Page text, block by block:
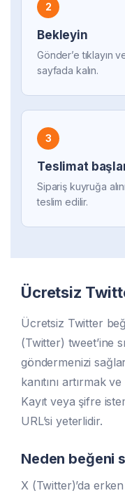
2
Bekleyin
Gönder’e tıklayın
sayfada kalın.
3
Teslimat
Sipariş kuyruğa
teslim edilir.
Ücretsiz
Ücretsiz Twitter
(Twitter) tweet’ine
göndermenizi
kanıtını artırmak
Kayıt veya şifre
URL’si yeterlidir.
Neden beğeni
X (Twitter)’da